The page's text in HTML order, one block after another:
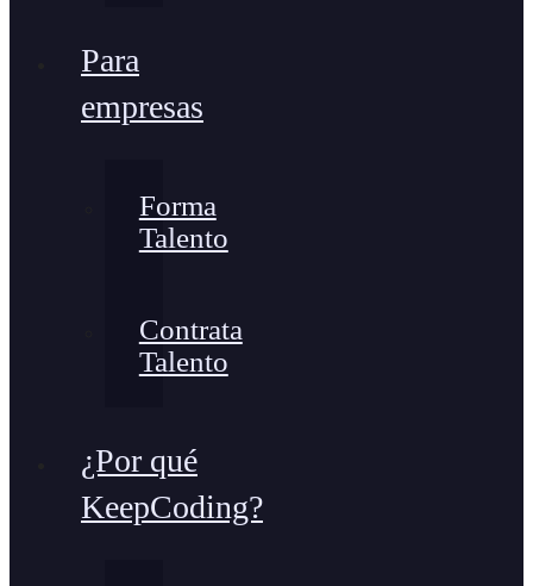
Para
empresas
Forma
Talento
Contrata
Talento
¿Por qué
KeepCoding?